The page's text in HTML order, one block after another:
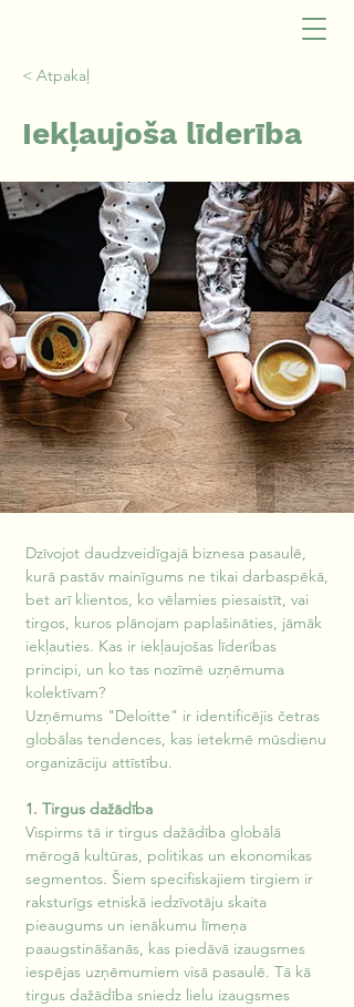
< Atpakaļ
Iekļaujoša līderība
Dzīvojot daudzveidīgajā biznesa pasaulē,
kurā pastāv mainīgums ne tikai darbaspēkā,
bet arī klientos, ko vēlamies piesaistīt, vai
tirgos, kuros plānojam paplašināties, jāmāk
iekļauties. Kas ir iekļaujošas līderības
principi, un ko tas nozīmē uzņēmuma
kolektīvam?
Uzņēmums "Deloitte" ir identificējis četras
globālas tendences, kas ietekmē mūsdienu
organizāciju attīstību.
1. Tirgus dažādība
Vispirms tā ir tirgus dažādība globālā
mērogā kultūras, politikas un ekonomikas
segmentos. Šiem specifiskajiem tirgiem ir
raksturīgs etniskā iedzīvotāju skaita
pieaugums un ienākumu līmeņa
paaugstināšanās, kas piedāvā izaugsmes
iespējas uzņēmumiem visā pasaulē. Tā kā
tirgus dažādība sniedz lielu izaugsmes